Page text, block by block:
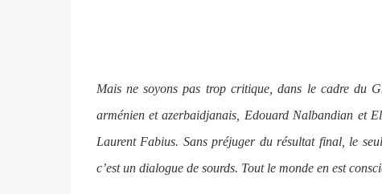
Mais ne soyons pas trop critique, dans le cadre du
arménien et azerbaidjanais, Edouard Nalbandian et
Laurent Fabius. Sans préjuger du résultat final, le
c’est un dialogue de sourds. Tout le monde en est